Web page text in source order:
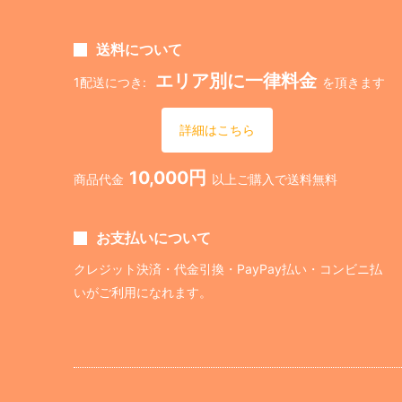
送料について
1配送につき: エリア別に一律料金 を頂きます
詳細はこちら
商品代金 10,000円 以上ご購入で送料無料
お支払いについて
クレジット決済・代金引換・PayPay払い・コンビニ払
いがご利用になれます。